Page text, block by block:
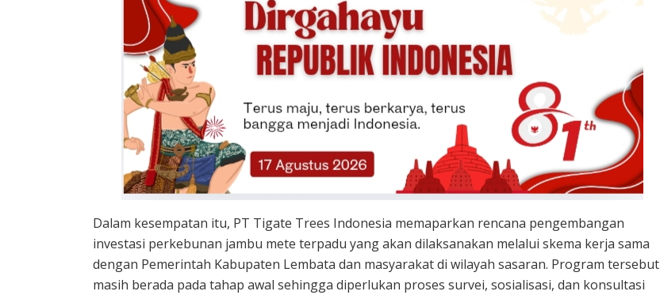
Dalam kesempatan itu, PT Tigate Trees Indonesia memaparkan rencana pengembangan
investasi perkebunan jambu mete terpadu yang akan dilaksanakan melalui skema kerja sama
dengan Pemerintah Kabupaten Lembata dan masyarakat di wilayah sasaran. Program tersebut
masih berada pada tahap awal sehingga diperlukan proses survei, sosialisasi, dan konsultasi